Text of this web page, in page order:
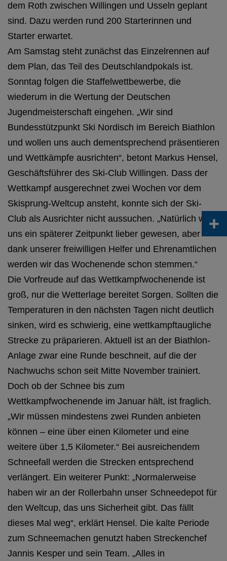
dem Roth zwischen Willingen und Usseln geplant
sind. Dazu werden rund 200 Starterinnen und
Starter erwartet.
Am Samstag steht zunächst das Einzelrennen auf
dem Plan, das Teil des Deutschlandpokals ist.
Sonntag folgen die Staffelwettbewerbe, die
wiederum in die Wertung der Deutschen
Jugendmeisterschaft eingehen. „Wir sind
Bundesstützpunkt Ski Nordisch im Bereich Biathlon
und wollen uns auch dementsprechend präsentieren
und Wettkämpfe ausrichten“, betont Markus Hensel,
Geschäftsführer des Ski-Club Willingen. Dass der
Wettkampf ausgerechnet zwei Wochen vor dem
Skisprung-Weltcup ansteht, konnte sich der Ski-
Club als Ausrichter nicht aussuchen. „Natürlich wäre
uns ein späterer Zeitpunkt lieber gewesen, aber
dank unserer freiwilligen Helfer und Ehrenamtlichen
werden wir das Wochenende schon stemmen.“
Die Vorfreude auf das Wettkampfwochenende ist
groß, nur die Wetterlage bereitet Sorgen. Sollten die
Temperaturen in den nächsten Tagen nicht deutlich
sinken, wird es schwierig, eine wettkampftaugliche
Strecke zu präparieren. Aktuell ist an der Biathlon-
Anlage zwar eine Runde beschneit, auf die der
Nachwuchs schon seit Mitte November trainiert.
Doch ob der Schnee bis zum
Wettkampfwochenende im Januar hält, ist fraglich.
„Wir müssen mindestens zwei Runden anbieten
können – eine über einen Kilometer und eine
weitere über 1,5 Kilometer.“ Bei ausreichendem
Schneefall werden die Strecken entsprechend
verlängert. Ein weiterer Punkt: „Normalerweise
haben wir an der Rollerbahn unser Schneedepot für
den Weltcup, das uns Sicherheit gibt. Das fällt
dieses Mal weg“, erklärt Hensel. Die kalte Periode
zum Schneemachen genutzt haben Streckenchef
Jannis Kesper und sein Team. „Alles in
+